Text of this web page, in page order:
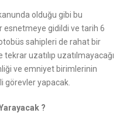
olduğu gibi bu
esnetmeye gidildi ve tarih 6
sahipleri de rahat bir
uzatılıp uzatılmayacağı
ve emniyet birimlerinin
görevler yapacak.
?